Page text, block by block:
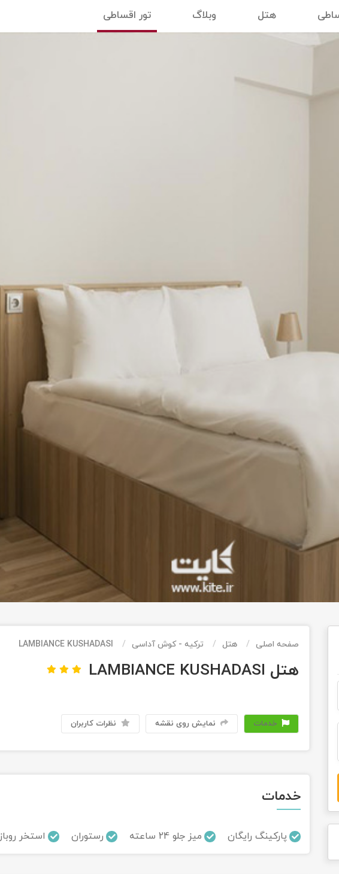
هتل وبلاگ تور اقساطی
صفحه اصلی هتل ترکیه - کوش آداسی LAMBIANCE KUSHADASI
هتل LAMBIANCE KUSHADASI
خدمات نمایش روی نقشه نظرات کاربران
خدمات
پارکینگ رایگان میز جلو 24 ساعته رستوران استخر روباز